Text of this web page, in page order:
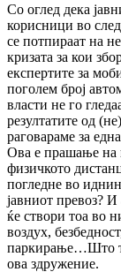
Со оглед дека
корисници во
се потпираат на
кризата за кои
експертите за
поголем број
власти не го
резултатите од
раговараме за
Ова е прашање на
физичкото
погледне во
јавниот превоз?
ќе створи тоа во
воздух,
паркирање…Што
ова здружение.